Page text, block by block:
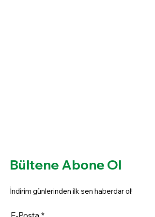
Bültene Abone Ol
İndirim günlerinden ilk sen haberdar ol!